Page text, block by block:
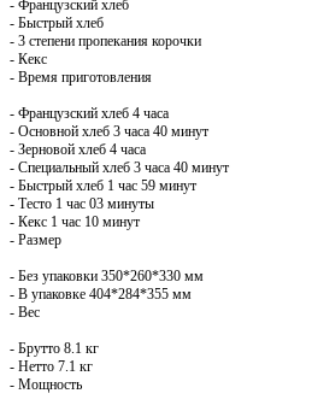
- Французский хлеб
- Быстрый хлеб
- 3 степени пропекания корочки
- Кекс
- Время приготовления
- Французский хлеб 4 часа
- Основной хлеб 3 часа 40 минут
- Зерновой хлеб 4 часа
- Специальный хлеб 3 часа 40 минут
- Быстрый хлеб 1 час 59 минут
- Тесто 1 час 03 минуты
- Кекс 1 час 10 минут
- Размер
- Без упаковки 350*260*330 мм
- В упаковке 404*284*355 мм
- Вес
- Брутто 8.1 кг
- Нетто 7.1 кг
- Мощность